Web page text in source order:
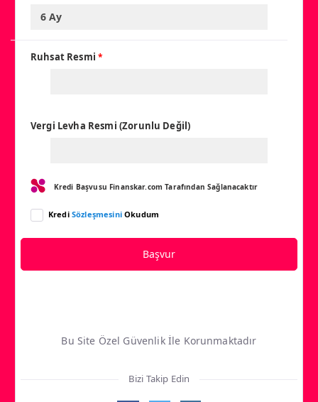
Ruhsat Resmi*
Vergi Levha Resmi (Zorunlu Değil)
Kredi Başvusu Finanskar.com Tarafından Sağlanacaktır
Kredi SözleşmesiniOkudum
Başvur
Bu Site Özel Güvenlik İle Korunmaktadır
Bizi Takip Edin